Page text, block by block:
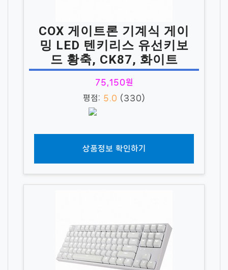
COX 게이트론 기계식 게이
밍 LED 텐키리스 유선키보
드 황축, CK87, 화이트
75,150원
평점: 5.0 (330)
상품정보 확인하기